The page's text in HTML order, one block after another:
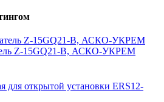
Z-15GQ21-B, АСКО-УКРЕМ